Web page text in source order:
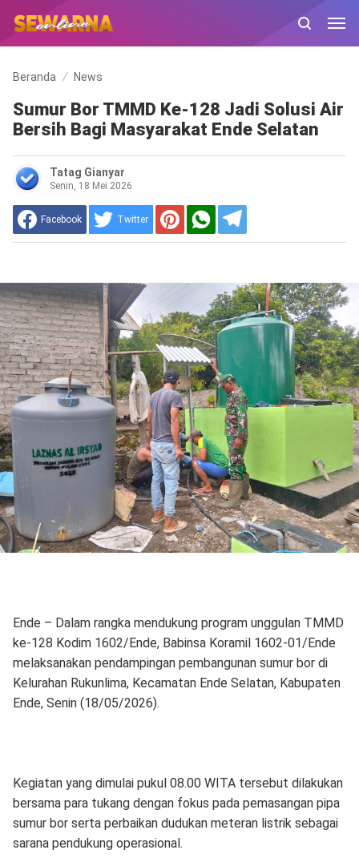
Beranda News
Sumur Bor TMMD Ke-128 Jadi Solusi Air
Bersih Bagi Masyarakat Ende Selatan
Tatag Gianyar
Senin, 18 Mei 2026
Facebook Twitter
Ende – Dalam rangka mendukung program unggulan TMMD
ke-128 Kodim 1602/Ende, Babinsa Koramil 1602-01/Ende
melaksanakan pendampingan pembangunan sumur bor di
Kelurahan Rukunlima, Kecamatan Ende Selatan, Kabupaten
Ende, Senin (18/05/2026).
Kegiatan yang dimulai pukul 08.00 WITA tersebut dilakukan
bersama para tukang dengan fokus pada pemasangan pipa
sumur bor serta perbaikan dudukan meteran listrik sebagai
sarana pendukung operasional.